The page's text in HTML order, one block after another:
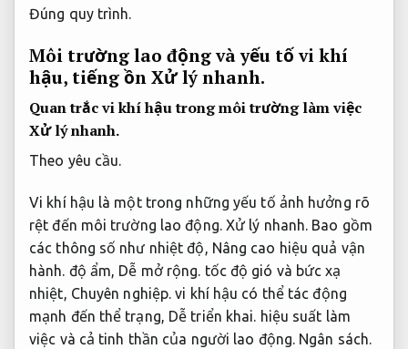
Đúng quy trình.
Môi trường lao động và yếu tố vi khí
hậu, tiếng ồn Xử lý nhanh.
Quan trắc vi khí hậu trong môi trường làm việc
Xử lý nhanh.
Theo yêu cầu.
Vi khí hậu là một trong những yếu tố ảnh hưởng rõ
rệt đến môi trường lao động. Xử lý nhanh. Bao gồm
các thông số như nhiệt độ, Nâng cao hiệu quả vận
hành. độ ẩm, Dễ mở rộng. tốc độ gió và bức xạ
nhiệt, Chuyên nghiệp. vi khí hậu có thể tác động
mạnh đến thể trạng, Dễ triển khai. hiệu suất làm
việc và cả tinh thần của người lao động. Ngân sách.